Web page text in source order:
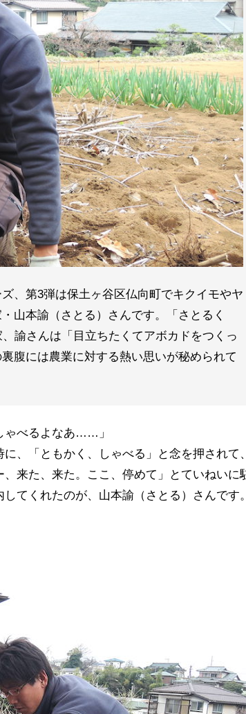
、第3弾は保土ヶ谷区仏向町でキクイモやヤ
山本諭（さとる）さんです。「さとるく
諭さんは「目立ちたくてアボカドをつくっ
腹には農業に対する熱い思いが秘められて
ゃべるよなあ……」
、「ともかく、しゃべる」と念を押されて
来た、来た。ここ、停めて」とていねいに
てくれたのが、山本諭（さとる）さんです